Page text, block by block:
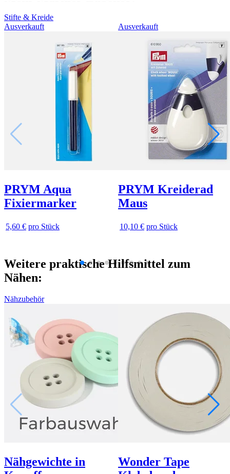
Stifte & Kreide
Ausverkauft
PRYM Aqua
Fixiermarker
5,60 € pro Stück
Ausverkauft
PRYM Kreiderad
Maus
10,10 € pro Stück
Weitere praktische Hilfsmittel zum
Nähen:
Nähzubehör
Nähgewichte in
Wonder Tape